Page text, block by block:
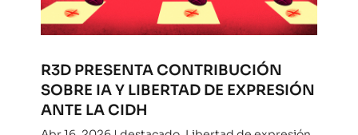
R3D PRESENTA CONTRIBUCIÓN
SOBRE IA Y LIBERTAD DE EXPRESIÓN
ANTE LA CIDH